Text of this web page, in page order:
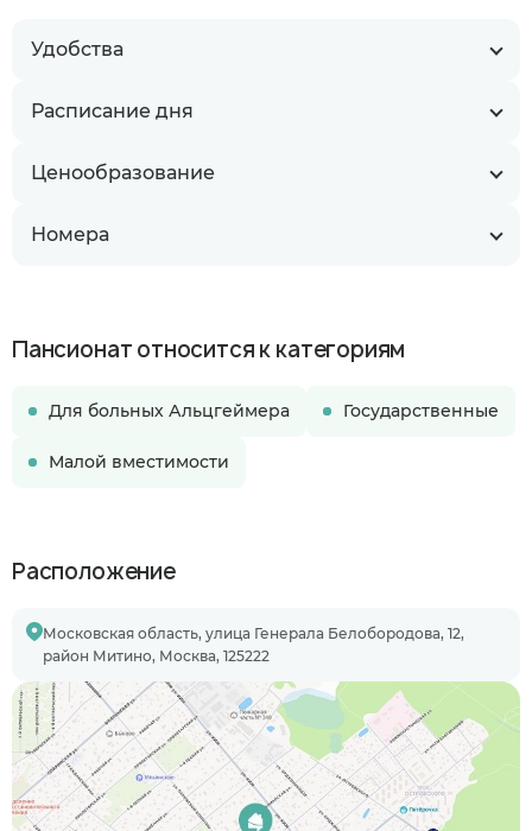
Удобства
Расписание дня
Ценообразование
Номера
Пансионат относится к категориям
Для больных Альцгеймера Государственные
Малой вместимости
Расположение
Московская область, улица Генерала Белобородова, 12,
район Митино, Москва, 125222